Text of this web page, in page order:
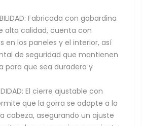
Fabricada con gabardina
alta calidad, cuenta con
en los paneles y el interior, así
de seguridad que mantienen
para que sea duradera y
El cierre ajustable con
que la gorra se adapte a la
cabeza, asegurando un ajuste